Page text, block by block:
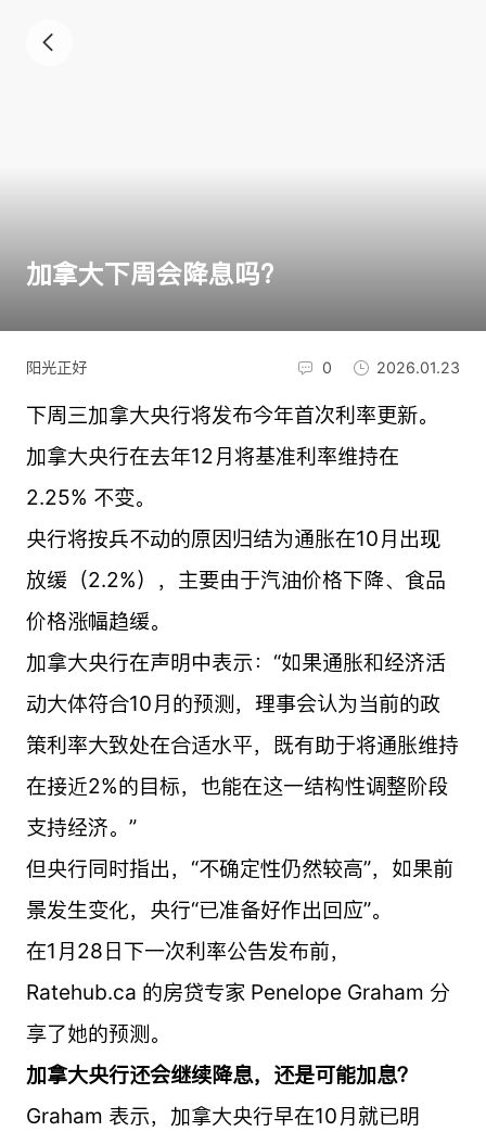
加拿大下周会降息吗？
阳光正好 0 2026.01.23
下周三加拿大央行将发布今年首次利率更新。
加拿大央行在去年12月将基准利率维持在
2.25% 不变。
央行将按兵不动的原因归结为通胀在10月出现
放缓（2.2%），主要由于汽油价格下降、食品
价格涨幅趋缓。
加拿大央行在声明中表示：“如果通胀和经济活
动大体符合10月的预测，理事会认为当前的政
策利率大致处在合适水平，既有助于将通胀维持
在接近2%的目标，也能在这一结构性调整阶段
支持经济。”
但央行同时指出，“不确定性仍然较高”，如果前
景发生变化，央行“已准备好作出回应”。
在1月28日下一次利率公告发布前，
Ratehub.ca 的房贷专家 Penelope Graham 分
享了她的预测。
加拿大央行还会继续降息，还是可能加息？
Graham 表示，加拿大央行早在10月就已明